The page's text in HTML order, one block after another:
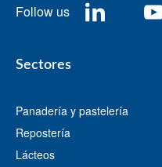
Follow us
Sectores
Panadería y pastelería
Repostería
Lácteos